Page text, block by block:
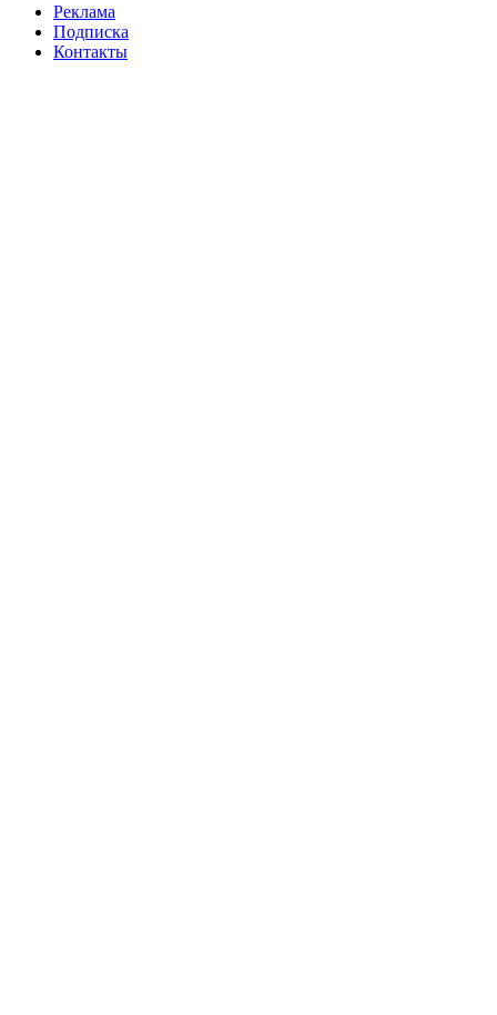
Реклама
Подписка
Контакты